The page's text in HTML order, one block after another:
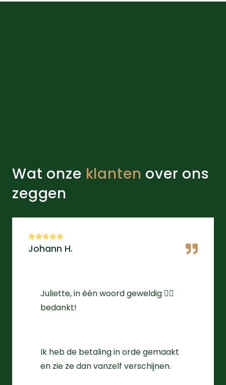
Wat onze klanten over ons
zeggen
Johann H.
Juliette, in één woord geweldig 👌🏻
bedankt!
Ik heb de betaling in orde gemaakt
en zie ze dan vanzelf verschijnen.